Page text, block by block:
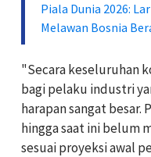
Piala Dunia 2026:
Melawan Bosnia
"Secara keseluruhan
bagi pelaku industri
harapan sangat besar.
hingga saat ini belum
sesuai proyeksi awal